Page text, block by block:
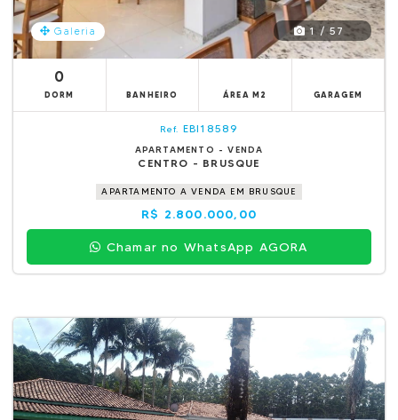
Galeria 1 / 57
0
DORM BANHEIRO ÁREA M2 GARAGEM
Ref. EBI18589
APARTAMENTO - VENDA
CENTRO - BRUSQUE
APARTAMENTO A VENDA EM BRUSQUE
R$ 2.800.000,00
Chamar no WhatsApp AGORA